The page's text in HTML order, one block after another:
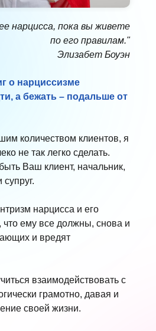
о нарциссизме
а бежать – подальше от
количеством клиентов, я
не так легко сделать.
Ваш клиент, начальник,
нарцисса и его
что ему все должны, снова и
и вредят
взаимодействовать с
грамотно, давая и
своей жизни.
нарцисса, пока вы живете
по его правилам."
Элизабет Боуэн